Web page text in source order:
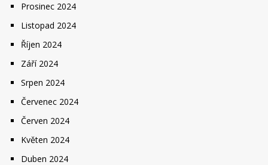
Prosinec 2024
Listopad 2024
Říjen 2024
Září 2024
Srpen 2024
Červenec 2024
Červen 2024
Květen 2024
Duben 2024